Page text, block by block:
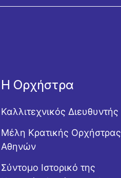
Η Ορχήστρα
Καλλιτεχνικός Διευθυντής
Μέλη Κρατικής Ορχήστρας
Αθηνών
Σύντομο Ιστορικό της